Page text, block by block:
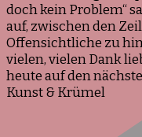
doch kein Problem“
auf, zwischen den
Offensichtliche zu
vielen, vielen Dank
heute auf den
Kunst & Krümel